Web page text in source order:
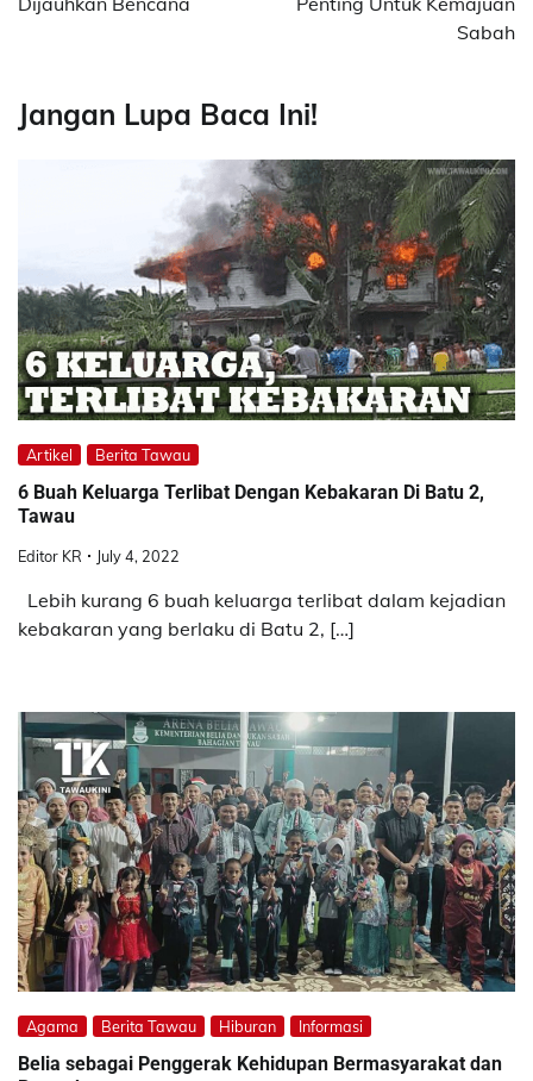
Sabah
Jangan Lupa Baca Ini!
Artikel Berita Tawau
6 Buah Keluarga Terlibat Dengan Kebakaran Di Batu 2,
Tawau
Editor KR July 4, 2022
Lebih kurang 6 buah keluarga terlibat dalam kejadian
kebakaran yang berlaku di Batu 2, […]
Agama Berita Tawau Hiburan Informasi
Belia sebagai Penggerak Kehidupan Bermasyarakat dan